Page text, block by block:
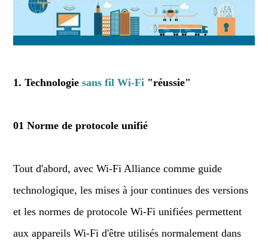
1. Technologie sans fil Wi-Fi "réussie"
01 Norme de protocole unifié
Tout d'abord, avec Wi-Fi Alliance comme guide
technologique, les mises à jour continues des versions
et les normes de protocole Wi-Fi unifiées permettent
aux appareils Wi-Fi d'être utilisés normalement dans